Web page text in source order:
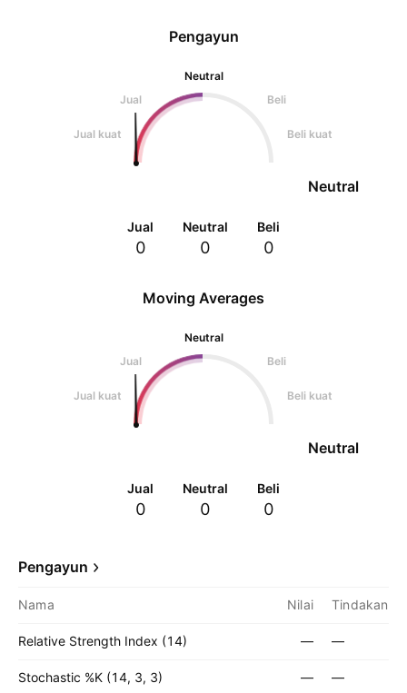
Pengayun
Neutral
Jual
Beli
Jual kuat Beli kuat
Neutral
Jual
0
Neutral
0
Beli
0
Moving Averages
Neutral
Jual
Beli
Jual kuat Beli kuat
Neutral
Jual
0
Neutral
0
Beli
0
Pengayun
Nama Nilai Tindakan
Relative Strength Index (14) — —
Stochastic %K (14, 3, 3) — —